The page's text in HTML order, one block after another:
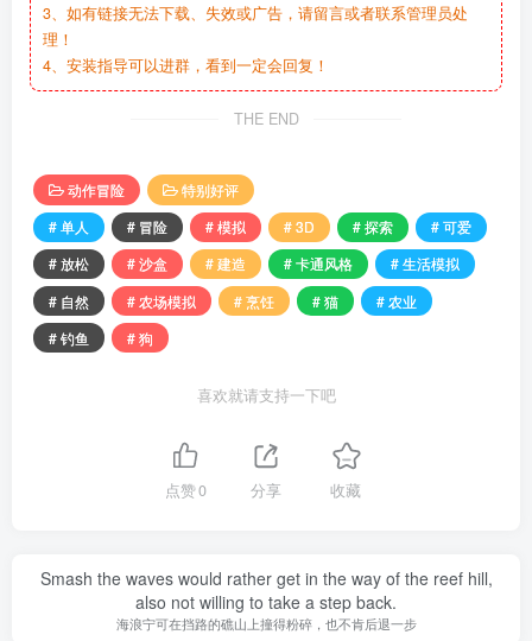
3、如有链接无法下载、失效或广告，请留言或者联系管理员处
理！
4、安装指导可以进群，看到一定会回复！
THE END
动作冒险
特别好评
# 单人
# 冒险 # 模拟 # 3D # 探索
# 可爱
# 放松
# 沙盒 # 建造 # 卡通风格
# 生活模拟
# 自然
# 农场模拟 # 烹饪 # 猫
# 农业
# 钓鱼
# 狗
喜欢就请支持一下吧
点赞0 分享 收藏
Smash the waves would rather get in the way of the reef hill,
also not willing to take a step back.
海浪宁可在挡路的礁山上撞得粉碎，也不肯后退一步